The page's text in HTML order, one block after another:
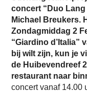
concert “Duo Lang
Michael Breukers.
Zondagmiddag 2
“Giardino d’Italia”
bij wilt zijn, kun je
de Huibevendreef
restaurant naar
concert vanaf 14.00